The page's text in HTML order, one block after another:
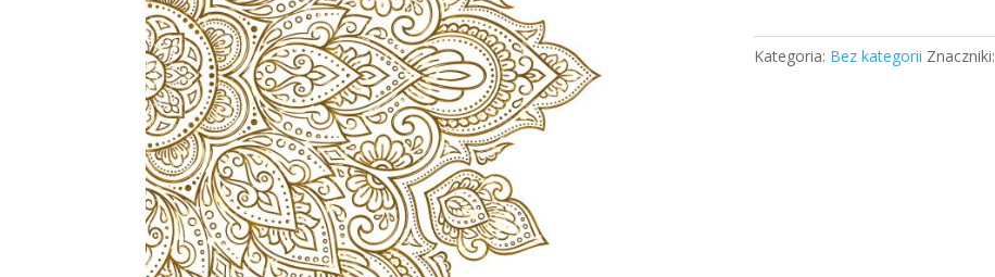
duszą
Kategoria: Bez kategorii Znaczniki: